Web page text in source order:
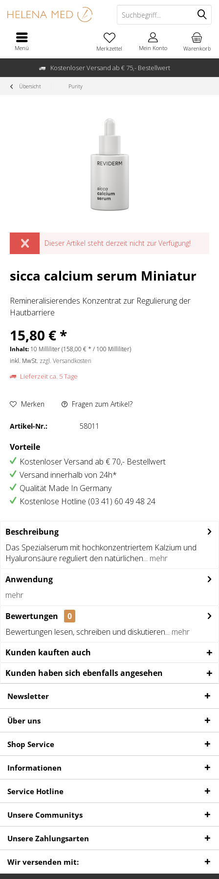
Kostenloser Versand ab € 75,- Bestellwert
Warenkorb
Merkzettel Mein Konto
Menü
Übersicht Purity
Dieser Artikel steht derzeit nicht zur Verfügung!
sicca calcium serum Miniatur
Remineralisierendes Konzentrat zur Regulierung der
Hautbarriere
15,80 € *
Inhalt: 10 Milliliter (158,00 € * / 100 Milliliter)
inkl. MwSt. zzgl. Versandkosten
Lieferzeit ca. 5 Tage
Merken Fragen zum Artikel?
Artikel-Nr.: 58011
Vorteile
Kostenloser Versand ab € 70,- Bestellwert
Versand innerhalb von 24h*
Qualität Made In Germany
Kostenlose Hotline (03 41) 60 49 48 24
Beschreibung
Das Spezialserum mit hochkonzentriertem Kalzium und
Hyaluronsäure reguliert den natürlichen... mehr
Anwendung
mehr
Bewertungen
0
Bewertungen lesen, schreiben und diskutieren... mehr
Kunden kauften auch
Kunden haben sich ebenfalls angesehen
Newsletter
Über uns
Shop Service
Informationen
Service Hotline
Unsere Communitys
Unsere Zahlungsarten
Wir versenden mit: